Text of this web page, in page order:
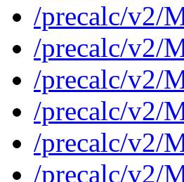
/precalc/v2/
/precalc/v2/
/precalc/v2/
/precalc/v2/
/precalc/v2/
/precalc/v2/